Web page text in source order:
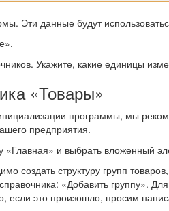
Эти данные будут
Укажите, какие единицы
«Товары»
программы, мы
предприятия.
«Главная» и выбрать
создать структуру групп
справочника: «Добавить
если это произошло, просим